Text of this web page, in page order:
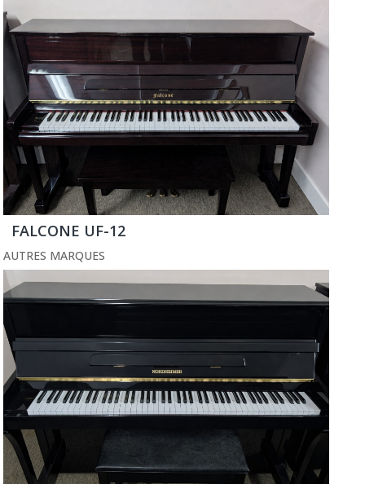
FALCONE UF-12
AUTRES MARQUES